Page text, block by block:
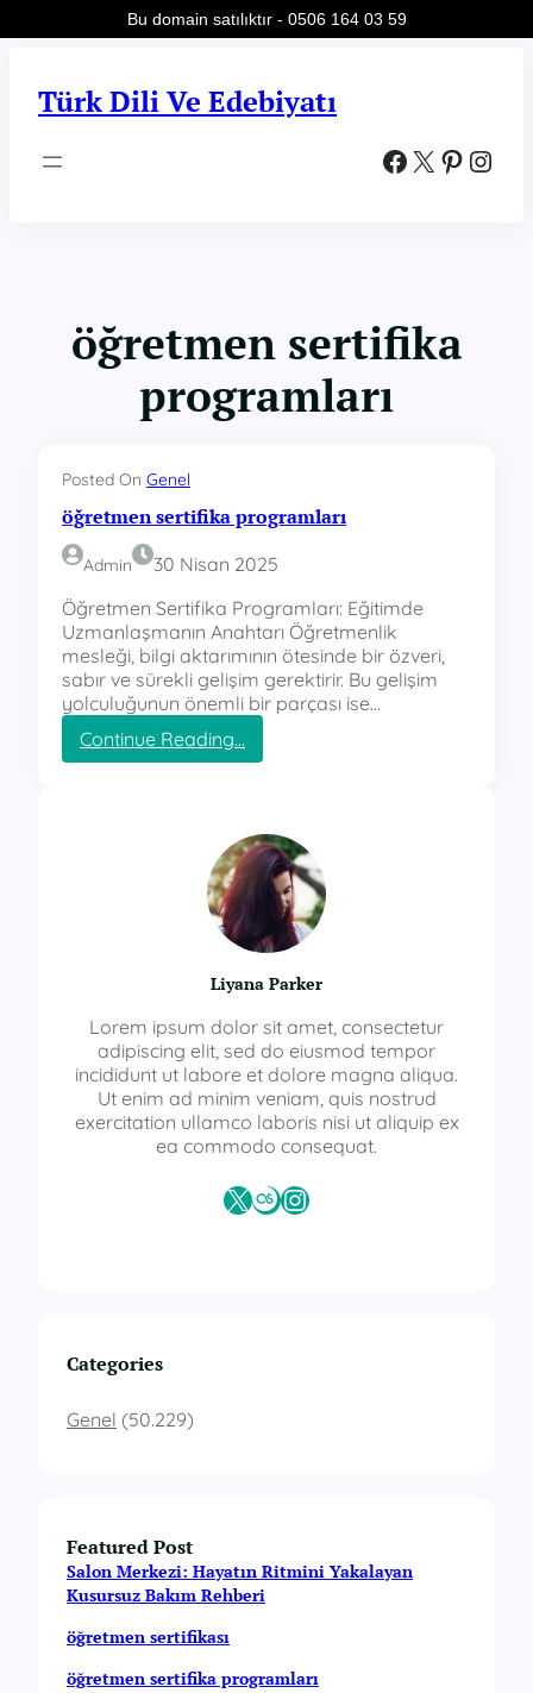
Türk Dili Ve Edebiyatı
Facebook X Pinterest Instagram
öğretmen sertifika
programları
Posted On Genel
öğretmen sertifika programları
Admin
30 Nisan 2025
Öğretmen Sertifika Programları: Eğitimde
Uzmanlaşmanın Anahtarı Öğretmenlik
mesleği, bilgi aktarımının ötesinde bir özveri,
sabır ve sürekli gelişim gerektirir. Bu gelişim
yolculuğunun önemli bir parçası ise…
Continue Reading…
ö
e
t
m
e
n
s
e
t
i
f
i
k
a
r
o
Liyana Parker
Lorem ipsum dolor sit amet, consectetur
adipiscing elit, sed do eiusmod tempor
incididunt ut labore et dolore magna aliqua.
Ut enim ad minim veniam, quis nostrud
exercitation ullamco laboris nisi ut aliquip ex
ea commodo consequat.
X Last.fmInstagram
Categories
Genel (50.229)
Featured Post
Salon Merkezi: Hayatın Ritmini Yakalayan
Kusursuz Bakım Rehberi
öğretmen sertifikası
öğretmen sertifika programları
Bu domain satılıktır - 0506 164 03 59